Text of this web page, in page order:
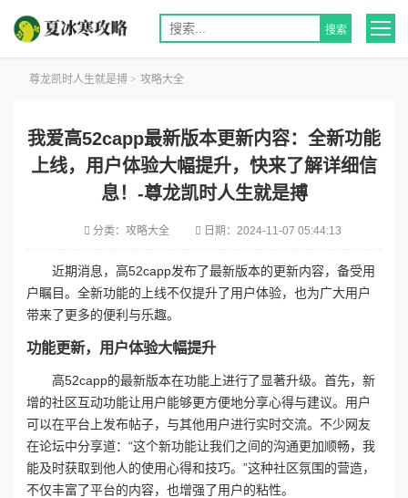
尊龙凯时人生就是搏 > 攻略大全
我爱高52capp最新版本更新内容：全新功能
上线，用户体验大幅提升，快来了解详细信
息！-尊龙凯时人生就是搏
分类： 攻略大全 日期： 2024-11-07 05:44:13
近期消息，高52capp发布了最新版本的更新内容，备受用
户瞩目。全新功能的上线不仅提升了用户体验，也为广大用户
带来了更多的便利与乐趣。
功能更新，用户体验大幅提升
高52capp的最新版本在功能上进行了显著升级。首先，新
增的社区互动功能让用户能够更方便地分享心得与建议。用户
可以在平台上发布帖子，与其他用户进行实时交流。不少网友
在论坛中分享道：“这个新功能让我们之间的沟通更加顺畅，我
能及时获取到他人的使用心得和技巧。”这种社区氛围的营造，
不仅丰富了平台的内容，也增强了用户的粘性。